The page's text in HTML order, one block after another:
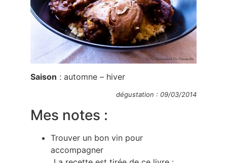
Saison : automne – hiver
dégustation : 09/03/2014
Mes notes :
Trouver un bon vin pour
accompagner